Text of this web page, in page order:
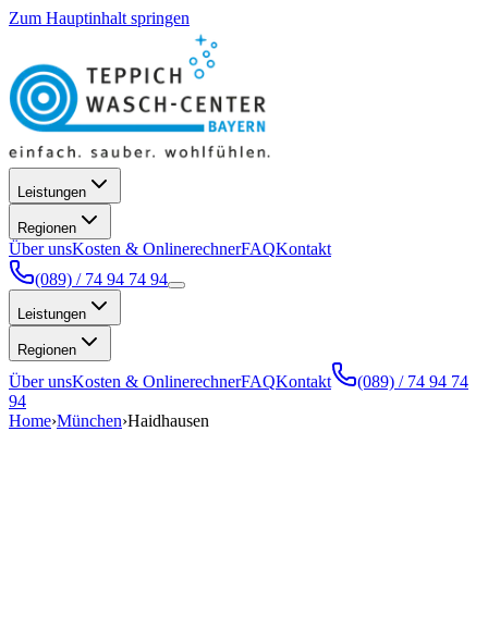
Zum Hauptinhalt springen
Leistungen
Regionen
Über unsKosten & OnlinerechnerFAQKontakt
(089) / 74 94 74 94
Leistungen
Regionen
Über unsKosten & OnlinerechnerFAQKontakt
(089) / 74 94 74
94
Home›München›Haidhausen